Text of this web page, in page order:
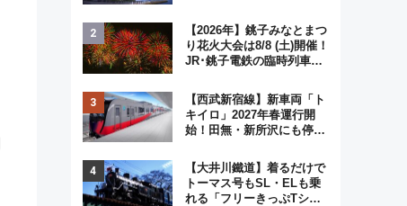
ジュアルパーティープラン
【2026年】銚子みなとまつ
り花火大会は8/8 (土)開催！
JR･銚子電鉄の臨時列車や
く8,000発の大迫力＆屋台
を満喫
【西武新宿線】新車両「ト
キイロ」2027年春運行開
始！田無・新所沢にも停
弾」も
【大井川鐵道】着るだけで
トーマス号もSL・ELも乗
れる「フリーきっぷTシャ